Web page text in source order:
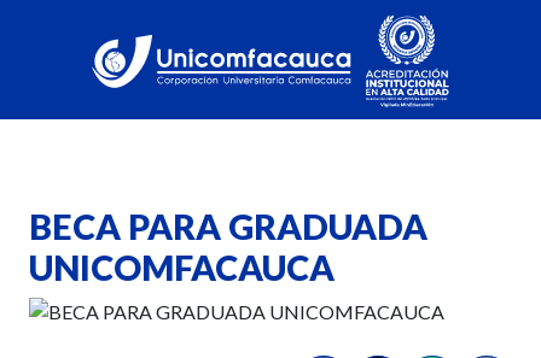
BECA PARA GRADUADA
UNICOMFACAUCA